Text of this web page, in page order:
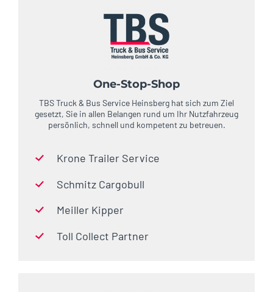
One-Stop-Shop
TBS Truck & Bus Service Heinsberg hat sich zum Ziel
gesetzt, Sie in allen Belangen rund um Ihr Nutzfahrzeug
persönlich, schnell und kompetent zu betreuen.
Krone Trailer Service
Schmitz Cargobull
Meiller Kipper
Toll Collect Partner